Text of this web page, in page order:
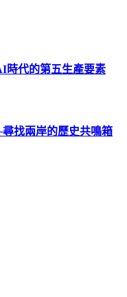
代的第五生產要素
找兩岸的歷史共鳴箱